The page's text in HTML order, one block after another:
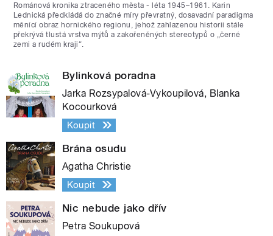
Románová kronika ztraceného města - léta 1945–1961. Karin
Lednická předkládá do značné míry převratný, dosavadní paradigma
měnící obraz hornického regionu, jehož zahlazenou historii stále
překrývá tlustá vrstva mýtů a zakořeněných stereotypů o „černé
zemi a rudém kraji“.
Bylinková poradna
Jarka Rozsypalová-Vykoupilová, Blanka
Kocourková
Koupit
Brána osudu
Agatha Christie
Koupit
Nic nebude jako dřív
Petra Soukupová